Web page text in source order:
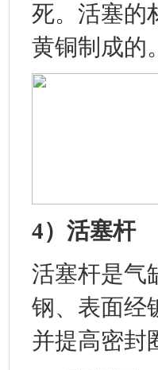
死。活塞的
黄铜制成的
4）活塞杆
活塞杆是气
钢、表面经
并提高密封